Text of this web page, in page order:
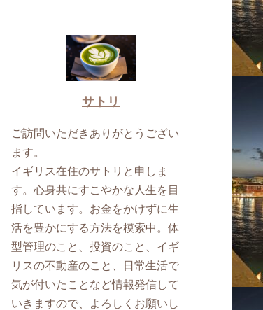
サトリ
ご訪問いただきありがとうござい
ます。
イギリス在住のサトリと申しま
す。心身共にすこやかな人生を目
指しています。お金をかけずに生
活を豊かにする方法を模索中。体
型管理のこと、投資のこと、イギ
リスの不動産のこと、日常生活で
気が付いたことなど情報発信して
いきますので、よろしくお願いし